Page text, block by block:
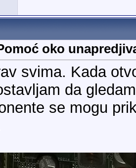
oko
svima. Kada
da
se mogu